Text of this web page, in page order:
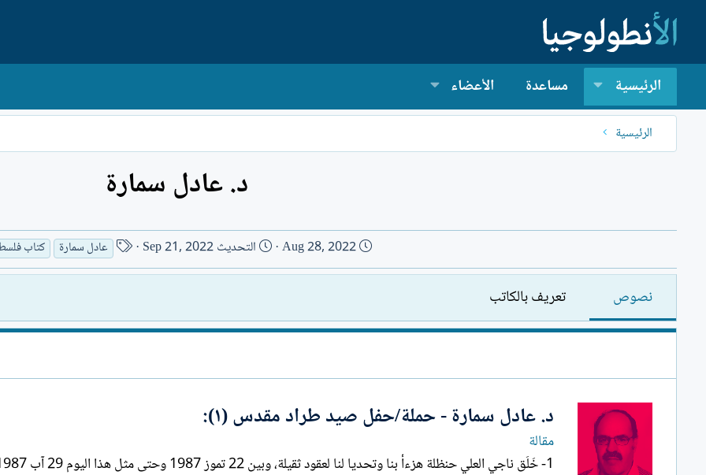
الرئيسية مساعدة الأعضاء
الرئيسية
د. عادل سمارة
ت
ا
خ
إ
ش
Aug 28, 2022 التحديث Sep 21, 2022
ا
س
ل
ت
عادل سمارة كتاب
نصوص تعريف بالكاتب
د. عادل سمارة - حملة/حفل صيد طراد مقدس (١):
مقالة